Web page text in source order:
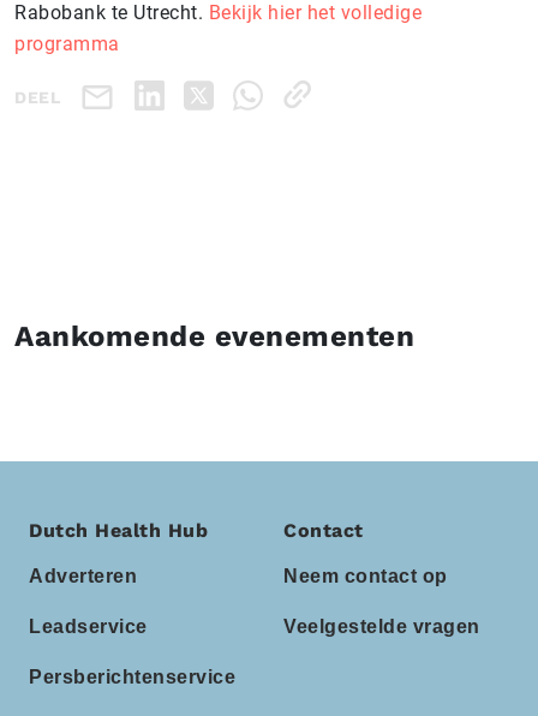
Rabobank te Utrecht. Bekijk hier het volledige
programma
DEEL
Aankomende evenementen
Dutch Health Hub
Adverteren
Leadservice
Persberichtenservice
Contact
Neem contact op
Veelgestelde vragen